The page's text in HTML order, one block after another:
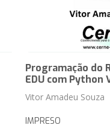
Programação do
EDU com Python
Vitor Amadeu Souza
IMPRESO